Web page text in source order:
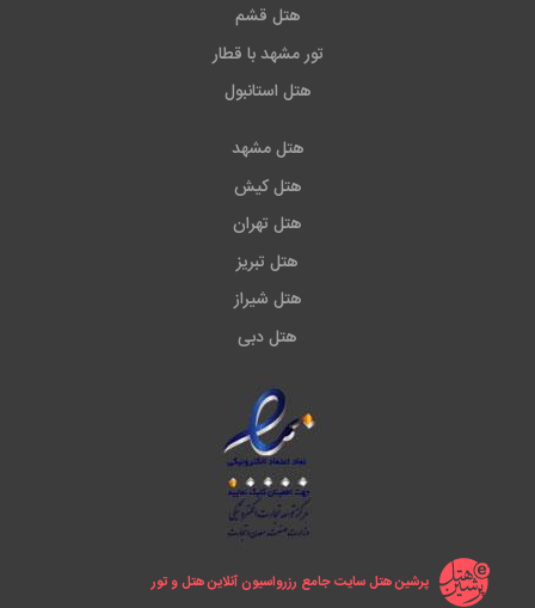
هتل قشم
تور مشهد با قطار
هتل استانبول
هتل مشهد
هتل کیش
هتل تهران
هتل تبریز
هتل شیراز
هتل دبی
پرشین هتل سایت جامع رزرواسیون آنلاین هتل و تور